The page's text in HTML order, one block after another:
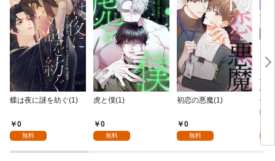
蝶は夜に謎を紡ぐ(1)
0
無料
虎と僕(1)
0
無料
初恋の悪魔(1)
0
無料
齢